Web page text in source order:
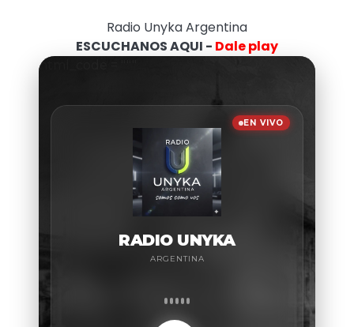
Radio Unyka Argentina
ESCUCHANOS AQUI - Dale play